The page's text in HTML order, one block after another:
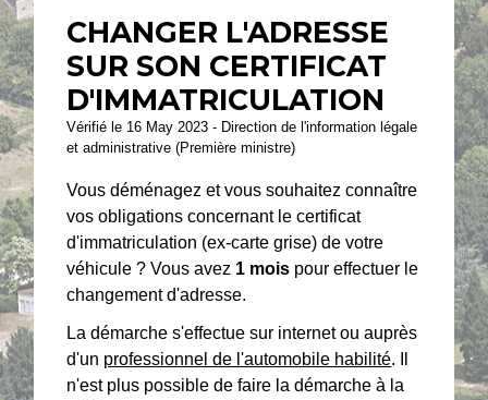
CHANGER L'ADRESSE
SUR SON CERTIFICAT
D'IMMATRICULATION
Vérifié le 16 May 2023 - Direction de l'information légale
et administrative (Première ministre)
Vous déménagez et vous souhaitez connaître
vos obligations concernant le certificat
d'immatriculation (ex-carte grise) de votre
véhicule ? Vous avez 1 mois pour effectuer le
changement d'adresse.
La démarche s'effectue sur internet ou auprès
d'un professionnel de l'automobile habilité. Il
n'est plus possible de faire la démarche à la